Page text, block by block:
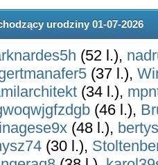
urodziny 01-07-2026
(52 l.),
(37 l.),
(34 l.),
(46 l.),
(48 l.),
(30 l.),